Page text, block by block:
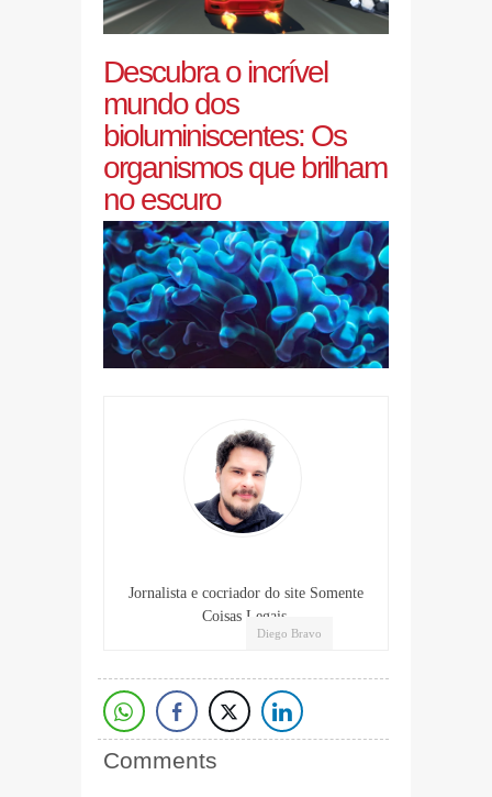
Descubra o incrível
mundo dos
bioluminiscentes: Os
organismos que brilham
no escuro
Diego Bravo
Jornalista e cocriador do site Somente
Coisas Legais.
Comments